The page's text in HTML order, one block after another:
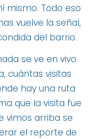
mismo. Todo eso
vuelve la señal,
del barrio.
se ve en vivo.
cuántas visitas
hay una ruta
que la visita fue
vimos arriba se
el reporte de